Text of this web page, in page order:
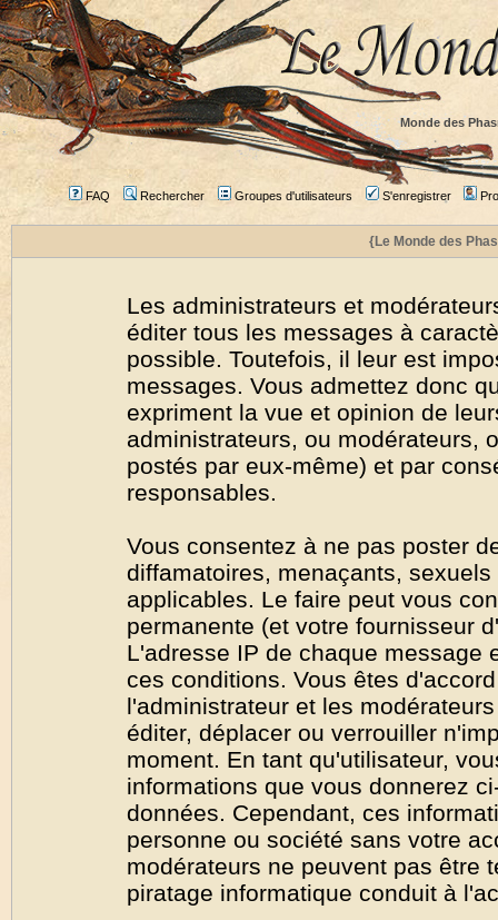
Monde des
FAQ Rechercher Groupes d'utilisateurs S'enregistrer
{Le Monde des
Les administrateurs et
éditer tous les messages à
possible. Toutefois, il leur est
messages. Vous admettez donc
expriment la vue et opinion de
administrateurs, ou modérateurs,
postés par eux-même) et par
responsables.
Vous consentez à ne pas poster
diffamatoires, menaçants,
applicables. Le faire peut vous
permanente (et votre fournisseur
L'adresse IP de chaque message
ces conditions. Vous êtes
l'administrateur et les
éditer, déplacer ou verrouiller
moment. En tant qu'utilisateur,
informations que vous donnerez
données. Cependant, ces
personne ou société sans votre
modérateurs ne peuvent pas être
piratage informatique conduit à